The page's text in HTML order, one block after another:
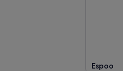
Espoo